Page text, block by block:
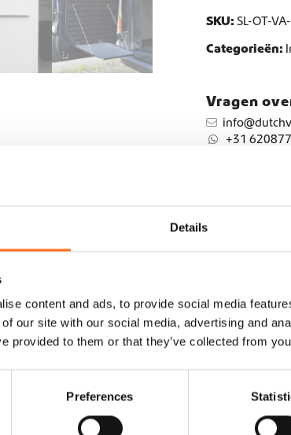
Details
content and ads, to provide social media
our site with our social media, advertising and
provided to them or that they’ve collected from
Preferences
t
a
SKU: SL-OT-
Categorieën:
Vragen
+31